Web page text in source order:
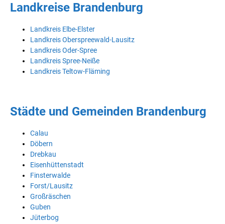
Landkreise Brandenburg
Landkreis Elbe-Elster
Landkreis Oberspreewald-Lausitz
Landkreis Oder-Spree
Landkreis Spree-Neiße
Landkreis Teltow-Fläming
Städte und Gemeinden Brandenburg
Calau
Döbern
Drebkau
Eisenhüttenstadt
Finsterwalde
Forst/Lausitz
Großräschen
Guben
Jüterbog